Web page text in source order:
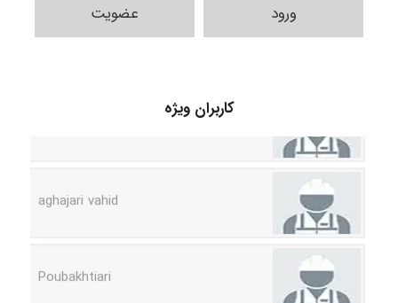
ورود عضویت
کاربران ویژه